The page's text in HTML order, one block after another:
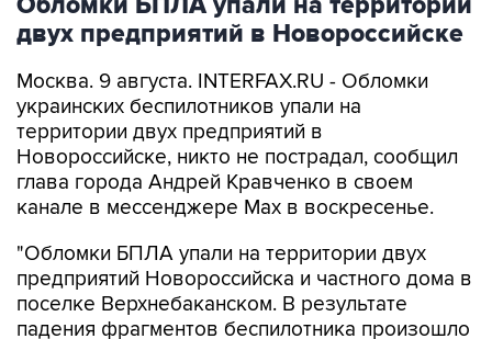
двух предприятий в Новороссийске
Москва. 9 августа. INTERFAX.RU - Обломки
украинских беспилотников упали на
территории двух предприятий в
Новороссийске, никто не пострадал, сообщил
глава города Андрей Кравченко в своем
канале в мессенджере Max в воскресенье.
"Обломки БПЛА упали на территории двух
предприятий Новороссийска и частного дома в
поселке Верхнебаканском. В результате
падения фрагментов беспилотника произошло